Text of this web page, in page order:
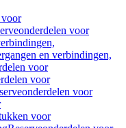
voor
voor
en verbindingen,
voor
voor
voor
voor